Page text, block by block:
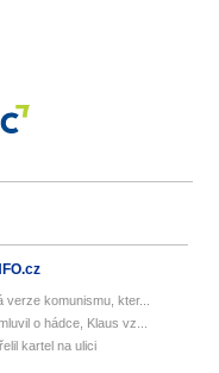
verze komunismu, kter...
o hádce, Klaus vz...
kartel na ulici